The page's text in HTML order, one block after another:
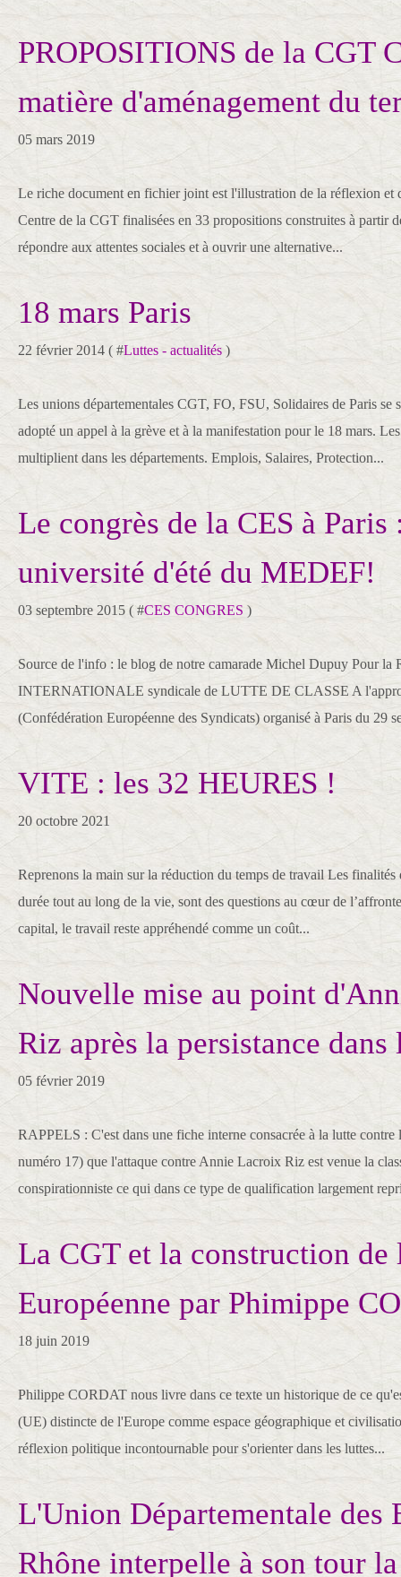
PROPOSITIONS de la CGT
matière d'aménagement du
05 mars 2019
Le riche document en fichier joint est l'illustration de la réflexion et
Centre de la CGT finalisées en 33 propositions construites à partir
répondre aux attentes sociales et à ouvrir une alternative...
18 mars Paris
22 février 2014 ( #Luttes - actualités )
Les unions départementales CGT, FO, FSU, Solidaires de Paris se
adopté un appel à la grève et à la manifestation pour le 18 mars.
multiplient dans les départements. Emplois, Salaires, Protection...
Le congrès de la CES à Paris
université d'été du MEDEF!
03 septembre 2015 ( #CES CONGRES )
Source de l'info : le blog de notre camarade Michel Dupuy Pour
INTERNATIONALE syndicale de LUTTE DE CLASSE A
(Confédération Européenne des Syndicats) organisé à Paris du 29
VITE : les 32 HEURES !
20 octobre 2021
Reprenons la main sur la réduction du temps de travail Les
durée tout au long de la vie, sont des questions au cœur de
capital, le travail reste appréhendé comme un coût...
Nouvelle mise au point
Riz après la persistance
05 février 2019
RAPPELS : C'est dans une fiche interne consacrée à la lutte
numéro 17) que l'attaque contre Annie Lacroix Riz est venue la
conspirationniste ce qui dans ce type de qualification largement
La CGT et la construction de
Européenne par Phimippe
18 juin 2019
Philippe CORDAT nous livre dans ce texte un historique de ce
(UE) distincte de l'Europe comme espace géographique et
réflexion politique incontournable pour s'orienter dans les luttes...
L'Union Départementale des
Rhône interpelle à son tour